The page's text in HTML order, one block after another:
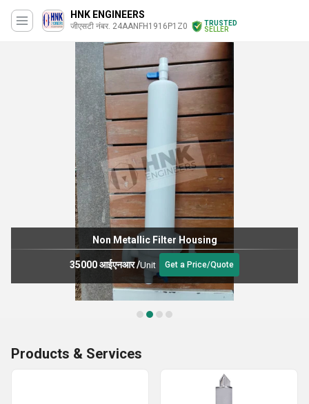
HNK ENGINEERS
जीएसटी नंबर. 24AANFH1916P1Z0
TRUSTED
SELLER
Non Metallic Filter Housing
35000 आईएनआर/Unit Get a Price/Quote
Products & Services